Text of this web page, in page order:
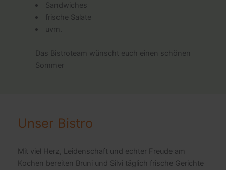
Sandwiches
frische Salate
uvm.
Das Bistroteam wünscht euch einen schönen
Sommer
Unser Bistro
Mit viel Herz, Leidenschaft und echter Freude am
Kochen bereiten Bruni und Silvi täglich frische Gerichte